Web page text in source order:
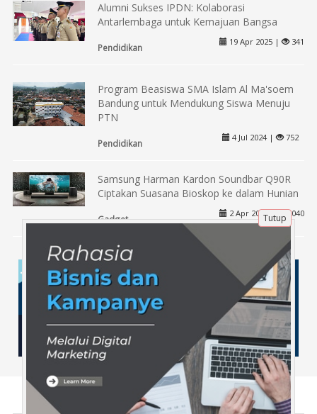
Alumni Sukses IPDN: Kolaborasi
Antarlembaga untuk Kemajuan Bangsa
Pendidikan
19 Apr 2025 | 341
Program Beasiswa SMA Islam Al Ma'soem
Bandung untuk Mendukung Siswa Menuju
PTN
Pendidikan
4 Jul 2024 | 752
Samsung Harman Kardon Soundbar Q90R
Ciptakan Suasana Bioskop ke dalam Hunian
Gadget
2 Apr 2020 | 2040
Tentang Kami
Tutup